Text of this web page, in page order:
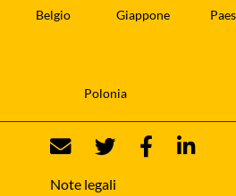
Belgio Giappone
Polonia
Note legali